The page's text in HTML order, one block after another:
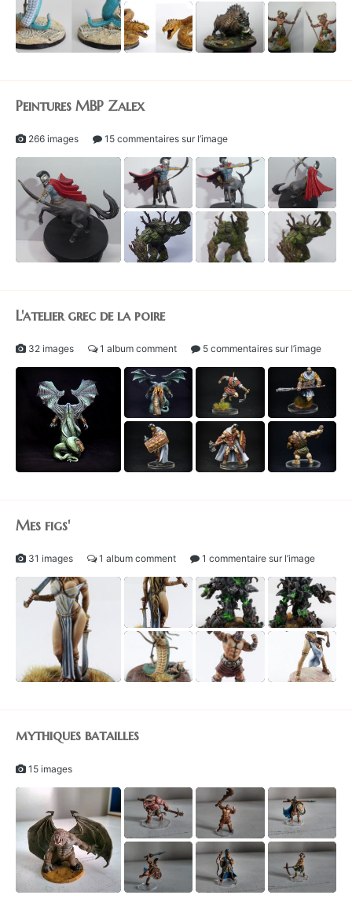
Peintures MBP Zalex
266 images 15 commentaires sur l’image
L'atelier grec de la poire
32 images 1 album comment 5 commentaires sur l’image
1
Mes figs'
31 images 1 album comment 1 commentaire sur l’image
mythiques batailles
15 images